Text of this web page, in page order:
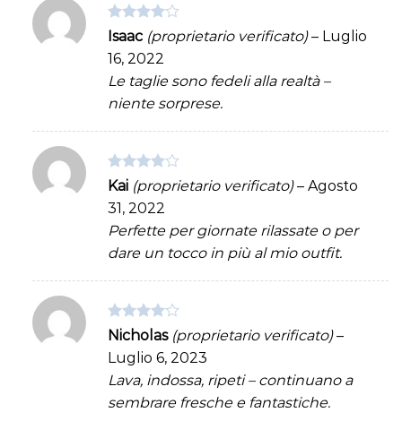
Valutato
su 5
Isaac (proprietario verificato) – Luglio
16, 2022
Le taglie sono fedeli alla realtà –
niente sorprese.
Valutato
su 5
Kai (proprietario verificato) – Agosto
31, 2022
Perfette per giornate rilassate o per
dare un tocco in più al mio outfit.
Valutato
Nicholas (proprietario verificato) –
Luglio 6, 2023
Lava, indossa, ripeti – continuano a
sembrare fresche e fantastiche.